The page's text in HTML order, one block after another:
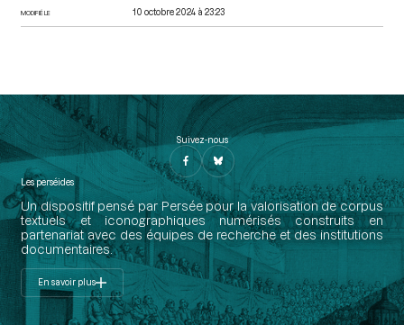
MODIFIÉ LE 10 octobre 2024 à 23:23
Suivez-nous
Les perséides
Un dispositif pensé par Persée pour la valorisation de corpus
textuels et iconographiques numérisés construits en
partenariat avec des équipes de recherche et des institutions
documentaires.
En savoir plus